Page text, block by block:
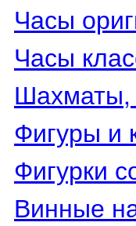
Часы
Часы
Шахматы,
Фигуры и
Фигурки
Винные